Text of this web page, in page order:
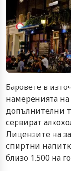
Баровете в
намеренията
допълнителни
сервират
Лицензите на
спиртни
близо 1,500 на